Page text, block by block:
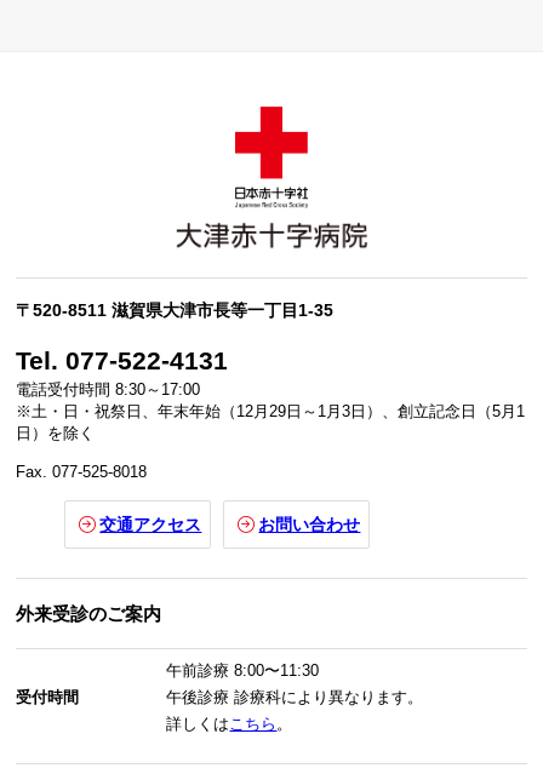
〒520-8511 滋賀県大津市長等一丁目1-35
Tel. 077-522-4131
電話受付時間 8:30～17:00
※土・日・祝祭日、年末年始（12月29日～1月3日）、創立記念日（5月1
日）を除く
Fax. 077-525-8018
交通アクセス お問い合わせ
外来受診のご案内
受付時間
午前診療8:00〜11:30
午後診療診療科により異なります。
詳しくはこちら 。